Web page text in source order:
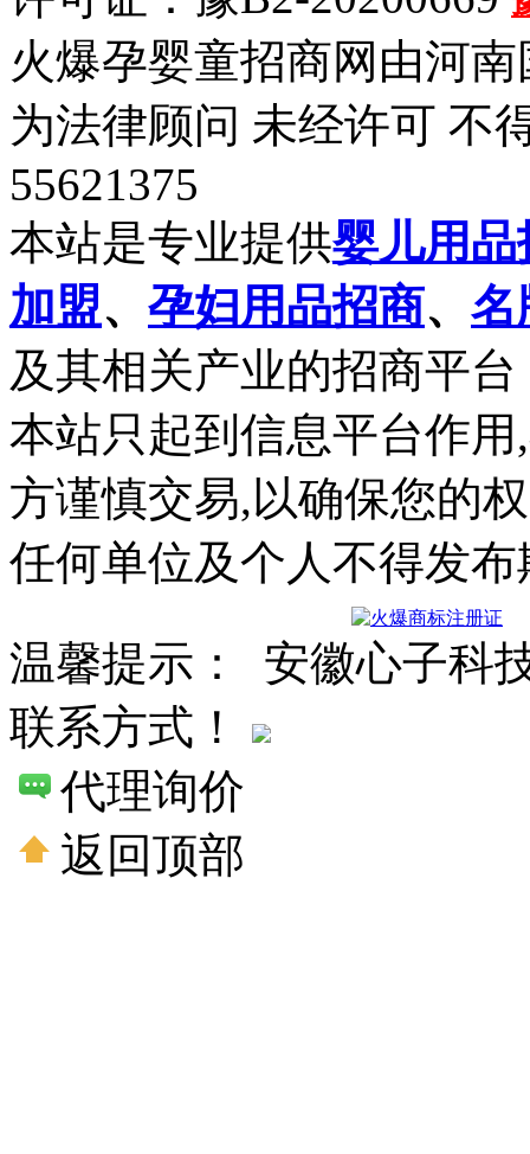
火爆孕婴童招商网由河
为法律顾问 未经许可 不
55621375
本站是专业提供婴儿用品
加盟、 孕妇用品招商、 名
及其相关产业的招商平台
本站只起到信息平台作
方谨慎交易,以确保您的
任何单位及个人不得发
温馨提示： 安徽心子科
联系方式！
代理询价
返回顶部